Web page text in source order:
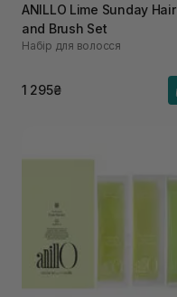
ANILLO Lime Sunday Hair
and Brush Set
Набір для волосся
1 295₴